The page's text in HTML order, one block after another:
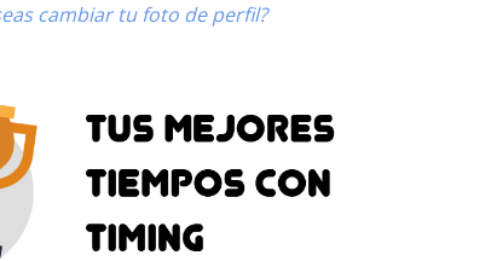
cambiar tu foto de perfil?